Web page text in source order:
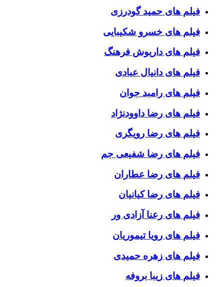
فیلم های حمید گودرزی
فیلم های خسرو شکیبایی
فیلم های داریوش فرهنگ
فیلم های دانیال عبادی
فیلم های رامبد جوان
فیلم های رضا داوودنژاد
فیلم های رضا رویگری
فیلم های رضا شفیعی جم
فیلم های رضا عطاران
فیلم های رضا کیانیان
فیلم های رعنا آزادی ور
فیلم های رویا تیموریان
فیلم های زهره حمیدی
فیلم های زیبا بروفه